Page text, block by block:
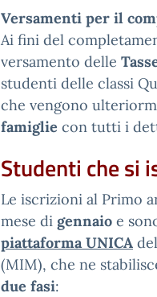
Versamenti per il
Ai fini del
versamento delle
studenti delle classi
che vengono
famiglie con tutti i
Studenti che si
Le iscrizioni al Primo
mese di gennaio e
piattaforma UNICA
(MIM), che ne
due fasi: